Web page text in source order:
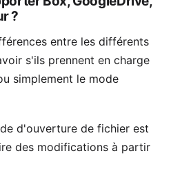
?
entre les différents
s'ils prennent en charge
simplement le mode
d'ouverture de fichier est
des modifications à partir